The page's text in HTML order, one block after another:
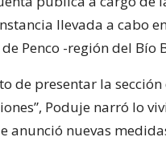
llevada a cabo
Penco -región del Bío
de presentar la sección
Poduje narró lo
anunció nuevas